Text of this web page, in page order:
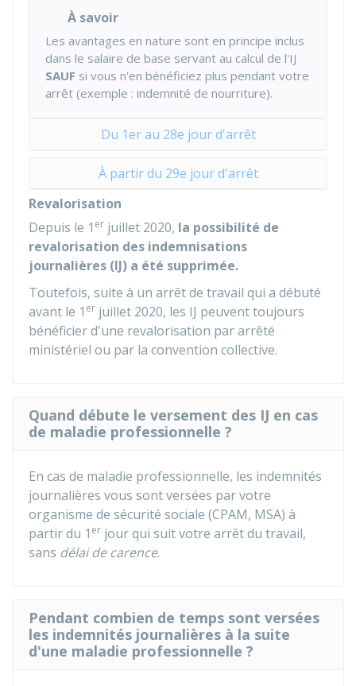
À savoir
Les avantages en nature sont en principe inclus
dans le salaire de base servant au calcul de l'IJ
SAUF si vous n'en bénéficiez plus pendant votre
arrêt (exemple : indemnité de nourriture).
Du 1er au 28e jour d'arrêt
À partir du 29e jour d'arrêt
Revalorisation
Depuis le 1 er juillet 2020, la possibilité de
revalorisation des indemnisations
journalières (IJ) a été supprimée.
Toutefois, suite à un arrêt de travail qui a débuté
avant le 1 er juillet 2020, les IJ peuvent toujours
bénéficier d'une revalorisation par arrêté
ministériel ou par la convention collective.
Quand débute le versement des IJ en cas
de maladie professionnelle ?
En cas de maladie professionnelle, les indemnités
journalières vous sont versées par votre
organisme de sécurité sociale (CPAM, MSA) à
partir du 1 er jour qui suit votre arrêt du travail,
sans délai de carence.
Pendant combien de temps sont versées
les indemnités journalières à la suite
d'une maladie professionnelle ?